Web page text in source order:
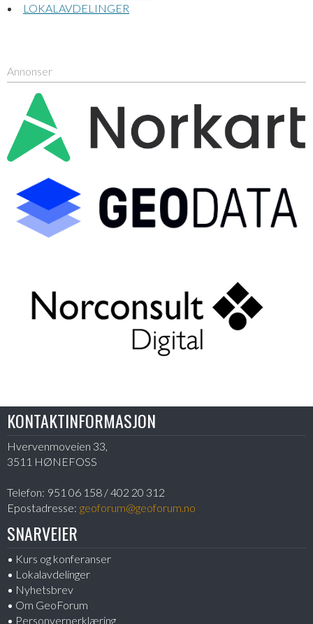
LOKALAVDELINGER
Annonser
KONTAKTINFORMASJON
Hvervenmoveien 33,
3511 HØNEFOSS
Telefon: 951 06 158 / 402 20 312
Epostadresse: geoforum@geoforum.no
SNARVEIER
Kurs og konferanser
Lokalavdelinger
Nyhetsbrev
Om GeoForum
Personvernerklæring